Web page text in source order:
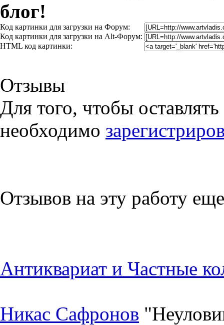
блог!
Код картинки для загрузки на Форум:
Код картинки для загрузки на Alt-Форум:
HTML код картинки:
Отзывы
Для того, чтобы
необходимо
Отзывов на эту работу
Антиквариат и Частные
Никас Сафронов